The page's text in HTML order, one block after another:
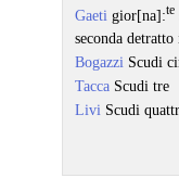
Gaeti gior[na]:te
seconda
Bogazzi Scudi
Tacca Scudi tre
Livi Scudi